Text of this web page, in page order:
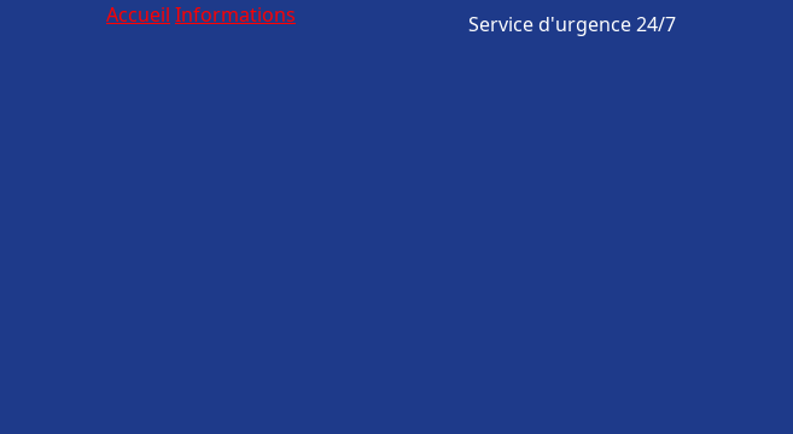
Accueil Informations
Service d'urgence 24/7